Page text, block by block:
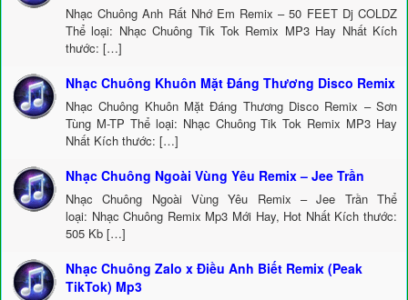
Nhạc Chuông Anh Rất Nhớ Em Remix – 50 FEET Dj COLDZ
Thể loại: Nhạc Chuông Tik Tok Remix MP3 Hay Nhất Kích
thước: […]
Nhạc Chuông Khuôn Mặt Đáng Thương Disco Remix
Nhạc Chuông Khuôn Mặt Đáng Thương Disco Remix – Sơn
Tùng M-TP Thể loại: Nhạc Chuông Tik Tok Remix MP3 Hay
Nhất Kích thước: […]
Nhạc Chuông Ngoài Vùng Yêu Remix – Jee Trần
Nhạc Chuông Ngoài Vùng Yêu Remix – Jee Trần Thể
loại: Nhạc Chuông Remix Mp3 Mới Hay, Hot Nhất Kích thước:
505 Kb […]
Nhạc Chuông Zalo x Điều Anh Biết Remix (Peak
TikTok) Mp3